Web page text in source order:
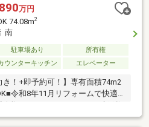
万円
74.08m2
南
駐車場あり
所有権
ウンターキッチン エレベーター
き！+即予約可！】専有面積74m2
令和8年11月リフォームで快適
ニティ